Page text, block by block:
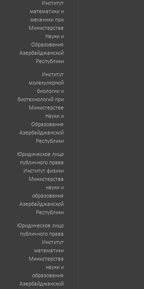
Институт
математики и
механики при
Министерстве
Науки и
Образования
Азербайджанской
Республики
Институт
молекулярной
биологии и
биотехнологий при
Министерстве
Науки и
Образования
Азербайджанской
Республики
Юридическое лицо
публичного права
Институт физики
Министерства
науки и
образования
Азербайджанской
Республики
Юридическое лицо
публичного права
Институт
математики
Министерства
науки и
образования
Азербайджанской